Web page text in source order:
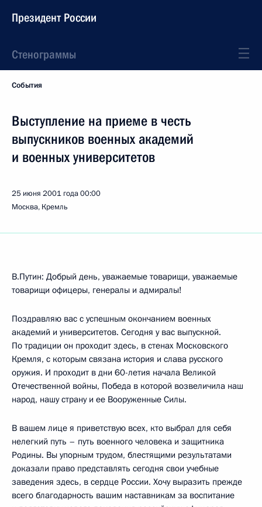
Президент России
Стенограммы
События
Выступление на приеме в честь
выпускников военных академий
и военных университетов
25 июня 2001 года00:00
Москва, Кремль
В.Путин: Добрый день, уважаемые товарищи, уважаемые
товарищи офицеры, генералы и адмиралы!
Поздравляю вас с успешным окончанием военных
академий и университетов. Сегодня у вас выпускной.
По традиции он проходит здесь, в стенах Московского
Кремля, с которым связана история и слава русского
оружия. И проходит в дни 60-летия начала Великой
Отечественной войны, Победа в которой возвеличила наш
народ, нашу страну и ее Вооруженные Силы.
В вашем лице я приветствую всех, кто выбрал для себя
нелегкий путь – путь военного человека и защитника
Родины. Вы упорным трудом, блестящими результатами
доказали право представлять сегодня свои учебные
заведения здесь, в сердце России. Хочу выразить прежде
всего благодарность вашим наставникам за воспитание